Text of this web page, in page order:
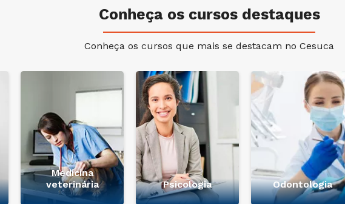
Conheça os cursos destaques
Conheça os cursos que mais se destacam no Cesuca
Medicina
veterinária
Psicologia Odontologia